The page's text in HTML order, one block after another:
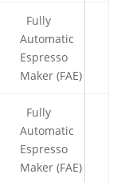
Fully
Automatic
Espresso
Maker (FAE)
Fully
Automatic
Espresso
Maker (FAE)